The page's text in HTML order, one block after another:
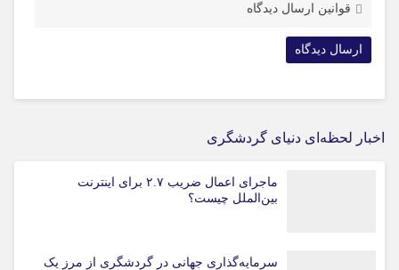
قوانین ارسال دیدگاه
اخبار لحظه‌ای دنیای گردشگری
ماجرای اعمال ضریب ۲.۷ برای اینترنت
بین‌الملل چیست؟
سرمایه‌گذاری جهانی در گردشگری از مرز یک